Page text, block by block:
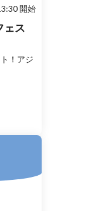
開始
ス
！アジ